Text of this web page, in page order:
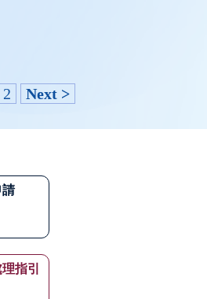
2 Next >
請
指引